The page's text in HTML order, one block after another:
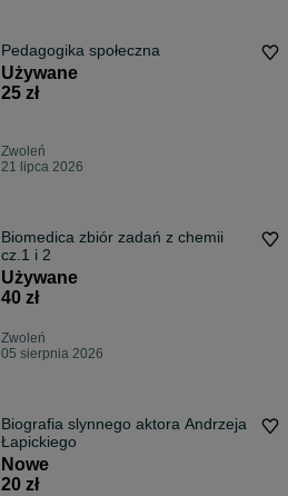
Pedagogika społeczna
Używane
25 zł
Zwoleń
21 lipca 2026
Biomedica zbiór zadań z chemii
cz.1 i 2
Używane
40 zł
Zwoleń
05 sierpnia 2026
Biografia slynnego aktora Andrzeja
Łapickiego
Nowe
20 zł